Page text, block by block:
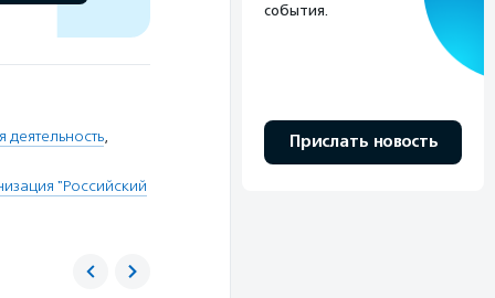
деятельность,
"Российский
события.
Прислать новость